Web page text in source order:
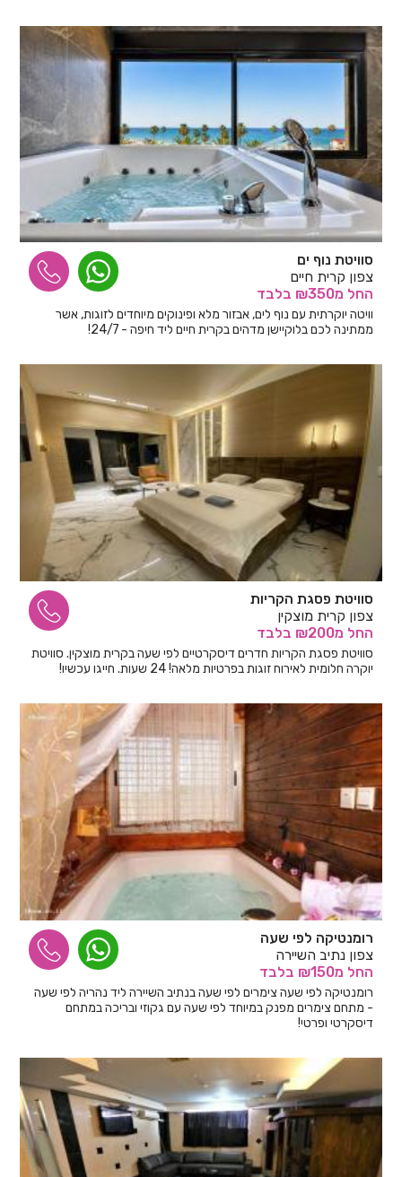
סוויטת נוף ים
צפון קרית חיים
החל מ₪350 בלבד
וויטה יוקרתית עם נוף לים, אבזור מלא ופינוקים מיוחדים לזוגות, אשר
ממתינה לכם בלוקיישן מדהים בקרית חיים ליד חיפה - 24/7!
סוויטת פסגת הקריות
צפון קרית מוצקין
החל מ₪200 בלבד
סוויטת פסגת הקריות חדרים דיסקרטיים לפי שעה בקרית מוצקין. סוויטת
יוקרה חלומית לאירוח זוגות בפרטיות מלאה! 24 שעות. חייגו עכשיו!
רומנטיקה לפי שעה
צפון נתיב השיירה
החל מ₪150 בלבד
רומנטיקה לפי שעה צימרים לפי שעה בנתיב השיירה ליד נהריה לפי שעה
- מתחם צימרים מפנק במיוחד לפי שעה עם גקוזי ובריכה במתחם
דיסקרטי ופרטי!